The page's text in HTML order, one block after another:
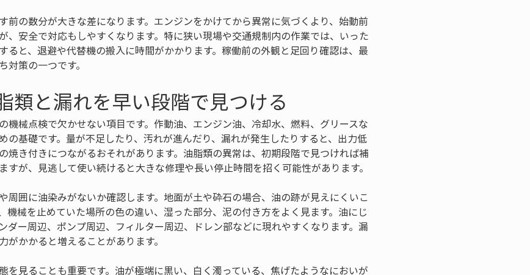
前の数分が大きな差になります。エンジンをかけてから異常に気づくより、始動前
、安全で対応もしやすくなります。特に狭い現場や交通規制内の作業では、いった
ると、退避や代替機の搬入に時間がかかります。稼働前の外観と足回り確認は、最
対策の一つです。
類と漏れを早い段階で見つける
機械点検で欠かせない項目です。作動油、エンジン油、冷却水、燃料、グリースな
の基礎です。量が不足したり、汚れが進んだり、漏れが発生したりすると、出力低
焼き付きにつながるおそれがあります。油脂類の異常は、初期段階で見つければ補
すが、見逃して使い続けると大きな修理や長い停止時間を招く可能性があります。
周囲に油染みがないか確認します。地面が土や砕石の場合、油の跡が見えにくいこ
機械を止めていた場所の色の違い、湿った部分、泥の付き方をよく見ます。油にじ
ダー周辺、ポンプ周辺、フィルター周辺、ドレン部などに現れやすくなります。漏
かかると増えることがあります。
を見ることも重要です。油が極端に黒い、白く濁っている、焦げたようなにおいが